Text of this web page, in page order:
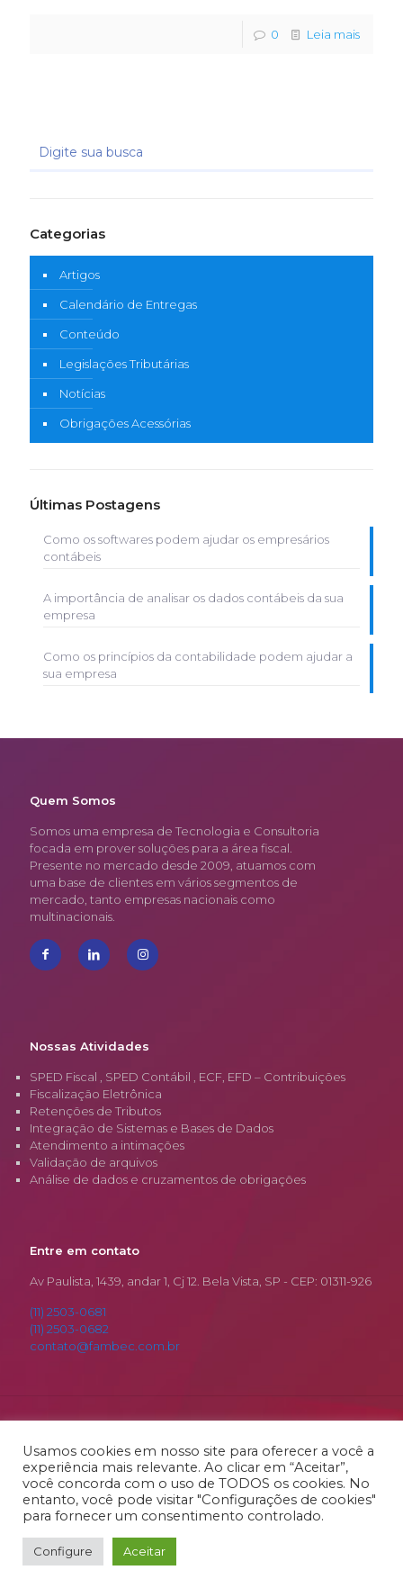
0 Leia mais
Categorias
Artigos
Calendário de Entregas
Conteúdo
Legislações Tributárias
Notícias
Obrigações Acessórias
Últimas Postagens
Como os softwares podem ajudar os empresários
contábeis
A importância de analisar os dados contábeis da sua
empresa
Como os princípios da contabilidade podem ajudar a
sua empresa
Quem Somos
Somos uma empresa de Tecnologia e Consultoria
focada em prover soluções para a área fiscal.
Presente no mercado desde 2009, atuamos com
uma base de clientes em vários segmentos de
mercado, tanto empresas nacionais como
multinacionais.
Nossas Atividades
SPED Fiscal , SPED Contábil , ECF, EFD – Contribuições
Fiscalização Eletrônica
Retenções de Tributos
Integração de Sistemas e Bases de Dados
Atendimento a intimações
Validação de arquivos
Análise de dados e cruzamentos de obrigações
Entre em contato
Av Paulista, 1439, andar 1, Cj 12. Bela Vista, SP - CEP: 01311-926
(11) 2503-0681
(11) 2503-0682
contato@fambec.com.br
Desenvolvido por RSamurai
Usamos cookies em nosso site para oferecer a você a
experiência mais relevante. Ao clicar em “Aceitar”,
você concorda com o uso de TODOS os cookies. No
entanto, você pode visitar "Configurações de cookies"
para fornecer um consentimento controlado.
Configure Aceitar